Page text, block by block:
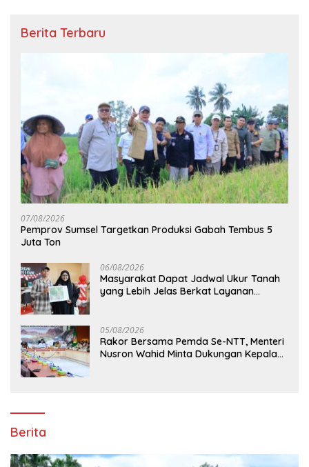
Berita Terbaru
07/08/2026
Pemprov Sumsel Targetkan Produksi Gabah Tembus 5
Juta Ton
06/08/2026
Masyarakat Dapat Jadwal Ukur Tanah
yang Lebih Jelas Berkat Layanan
05/08/2026
Rakor Bersama Pemda Se-NTT, Menteri
Nusron Wahid Minta Dukungan Kepala
Berita